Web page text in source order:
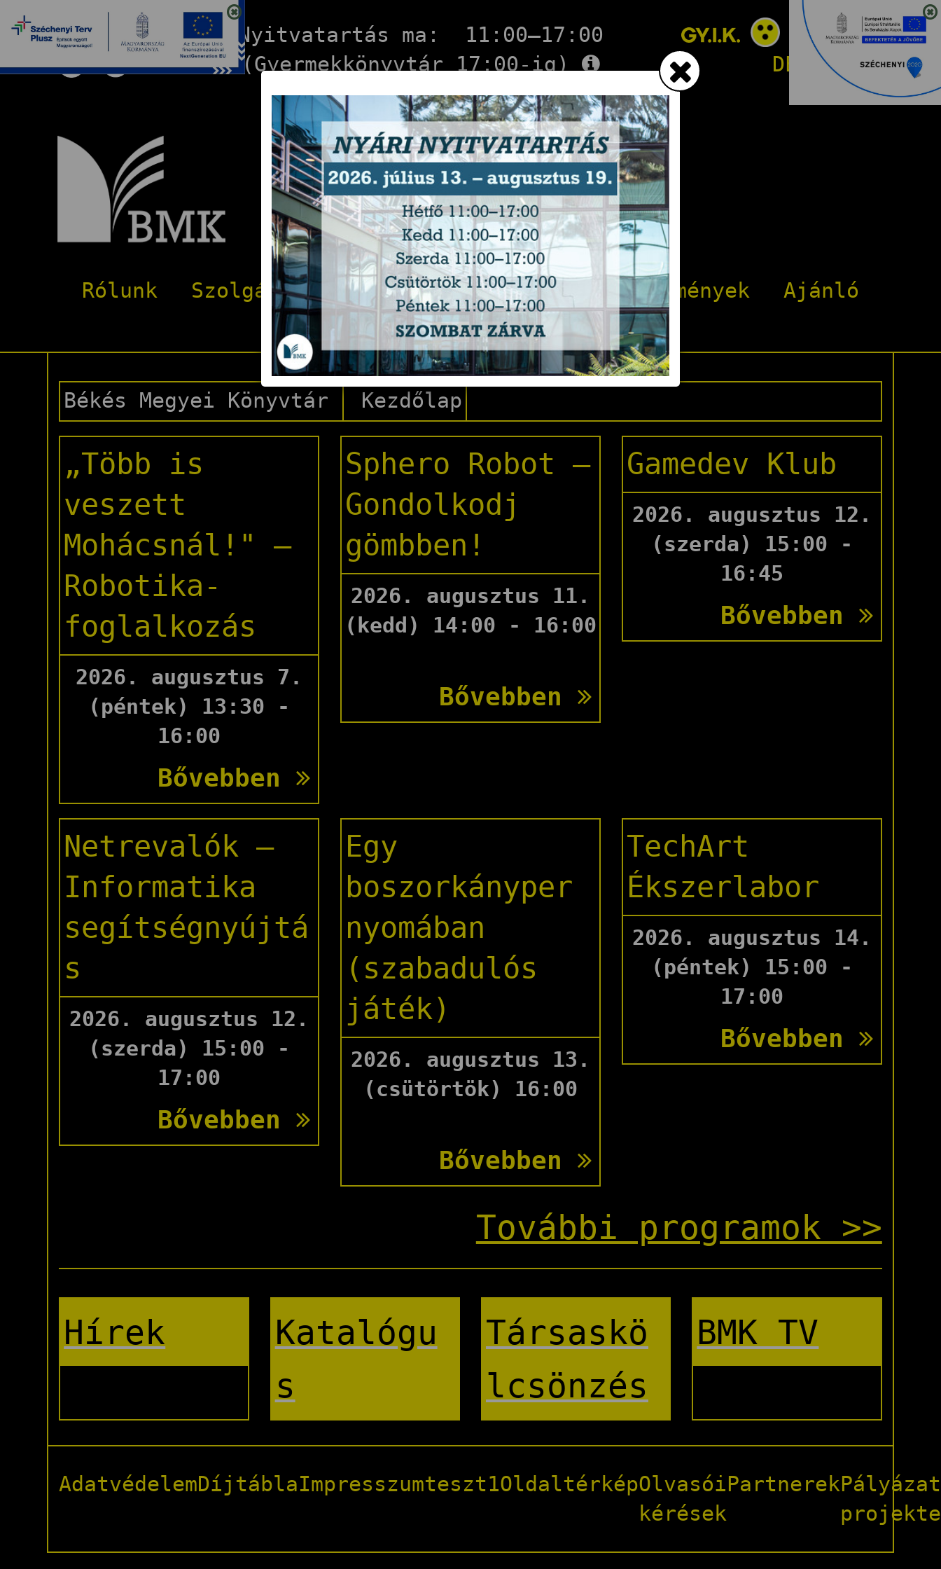
Nyitvatartás ma: 11:00–17:00
(Gyermekkönyvtár 17:00-ig)
HU
EN
DE
SL RO
Békés Megyei
Könyvtár
Rólunk Szolgáltatások E-szolgáltatások Események
Ajánló
Hosszabbítás/Katalógus
Galéria
Békés Megyei Könyvtár Kezdőlap
„Több is
veszett
Mohácsnál!" –
Robotika-
foglalkozás
2026. augusztus 7.
(péntek) 13:30 -
16:00
Bővebben
Sphero Robot –
Gondolkodj
gömbben!
2026. augusztus 11.
(kedd) 14:00 - 16:00
Bővebben
Gamedev Klub
2026. augusztus 12.
(szerda) 15:00 -
16:45
Bővebben
Netrevalók –
Informatika
segítségnyújtá
s
2026. augusztus 12.
(szerda) 15:00 -
17:00
Bővebben
Egy
boszorkányper
nyomában
(szabadulós
játék)
2026. augusztus 13.
(csütörtök) 16:00
Bővebben
TechArt
Ékszerlabor
2026. augusztus 14.
(péntek) 15:00 -
17:00
Bővebben
További programok >>
Hírek
Katalógu
s
Társaskö
lcsönzés
BMK TV
AdatvédelemDíjtáblaImpresszumteszt1OldaltérképOlvasói
kérések
Partnerek